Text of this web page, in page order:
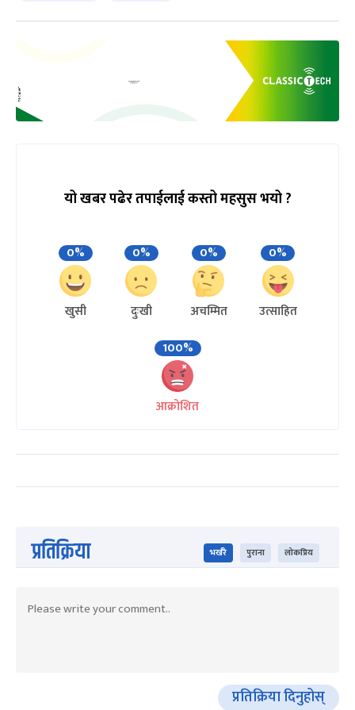
यो खबर पढेर तपाईलाई कस्तो महसुस भयो ?
0%
खुसी
0%
दुःखी
0%
अचम्मित
0%
उत्साहित
100%
आक्रोशित
प्रतिक्रिया भर्खरै पुराना लोकप्रिय
प्रतिक्रिया दिनुहोस्